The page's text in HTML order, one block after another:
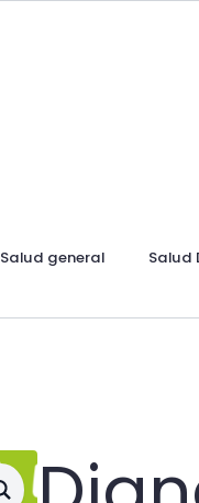
Salud general Salud